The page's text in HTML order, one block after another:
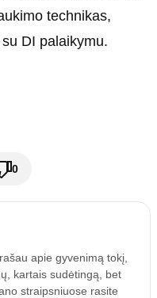
technikas,
DI palaikymu.
0
apie gyvenimą tokį,
kartais sudėtingą, bet
straipsniuose rasite